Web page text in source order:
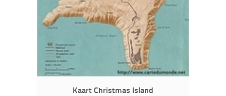
Kaart Christmas Island